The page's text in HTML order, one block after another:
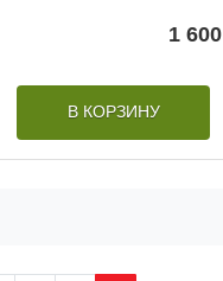
1 600
В КОРЗИНУ